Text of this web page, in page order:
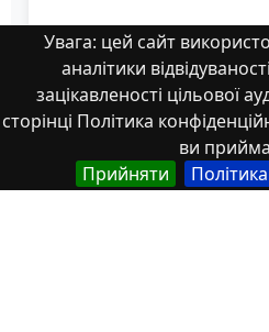
Увага: цей сайт
аналітики
зацікавленості цільової
сторінці Політика
ви
Прийняти
стаття